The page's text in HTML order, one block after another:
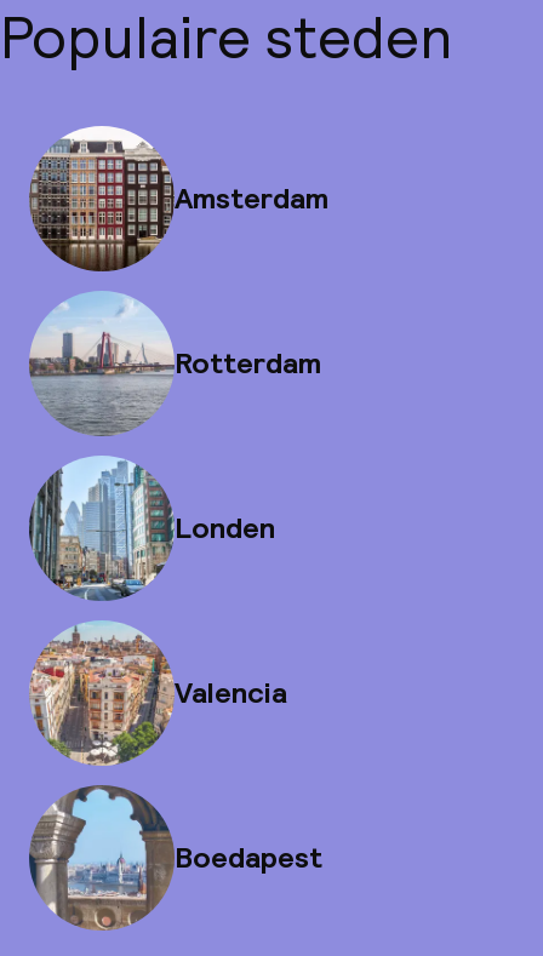
Populaire steden
Amsterdam
Rotterdam
Londen
Valencia
Boedapest